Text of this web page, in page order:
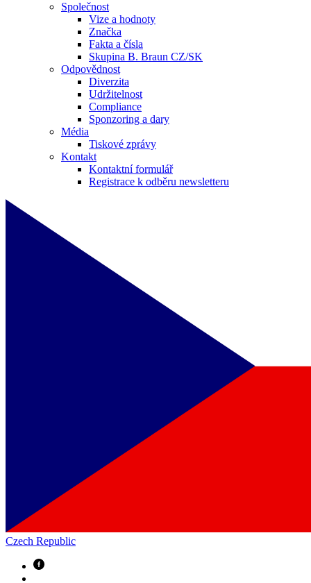
Společnost
Vize a hodnoty
Značka
Fakta a čísla
Skupina B. Braun CZ/SK
Odpovědnost
Diverzita
Udržitelnost
Compliance
Sponzoring a dary
Média
Tiskové zprávy
Kontakt
Kontaktní formulář
Registrace k odběru newsletteru
Czech Republic